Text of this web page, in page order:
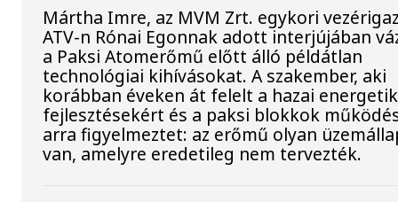
Mártha Imre, az MVM Zrt. egykori
ATV-n Rónai Egonnak adott interjújában
a Paksi Atomerőmű előtt álló példátlan
technológiai kihívásokat. A szakember, aki
korábban éveken át felelt a hazai
fejlesztésekért és a paksi blokkok
arra figyelmeztet: az erőmű olyan
van, amelyre eredetileg nem tervezték.